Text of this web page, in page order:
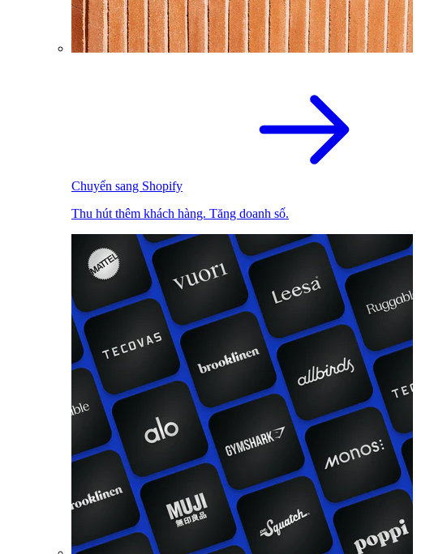
Chuyển sang Shopify
Thu hút thêm khách hàng. Tăng doanh số.